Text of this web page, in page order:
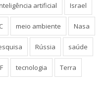
artificial Israel
meio ambiente Nasa
Rússia saúde
tecnologia Terra